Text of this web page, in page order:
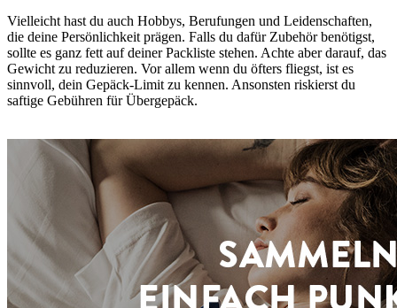
Vielleicht hast du auch Hobbys, Berufungen und Leidenschaften,
die deine Persönlichkeit prägen. Falls du dafür Zubehör benötigst,
sollte es ganz fett auf deiner Packliste stehen. Achte aber darauf, das
Gewicht zu reduzieren. Vor allem wenn du öfters fliegst, ist es
sinnvoll, dein Gepäck-Limit zu kennen. Ansonsten riskierst du
saftige Gebühren für Übergepäck.